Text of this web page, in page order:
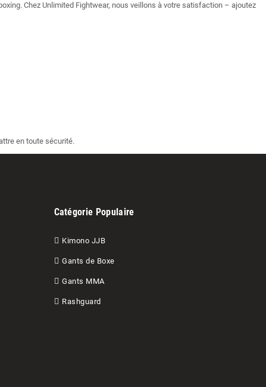
Chez Unlimited Fightwear, nous veillons à votre satisfaction – ajoutez
en toute sécurité.
Catégorie Populaire
Kimono JJB
Gants de Boxe
Gants MMA
Rashguard